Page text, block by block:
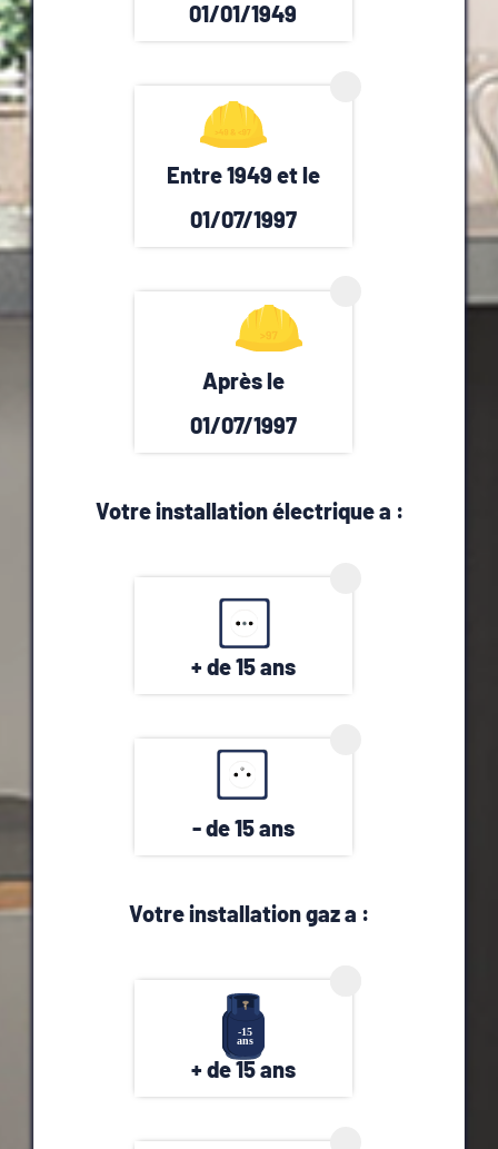
01/01/1949
Entre 1949 et le
01/07/1997
Après le
01/07/1997
Votre installation électrique a :
+ de 15 ans
- de 15 ans
Votre installation gaz a :
+ de 15 ans